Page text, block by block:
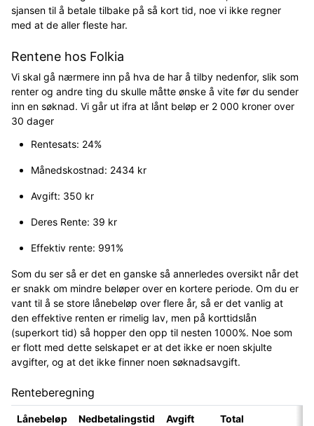
sjansen til å betale tilbake på så kort tid, noe vi ikke regner
med at de aller fleste har.
Rentene hos Folkia
Vi skal gå nærmere inn på hva de har å tilby nedenfor, slik som
renter og andre ting du skulle måtte ønske å vite før du sender
inn en søknad. Vi går ut ifra at lånt beløp er 2 000 kroner over
30 dager
Rentesats: 24%
Månedskostnad: 2434 kr
Avgift: 350 kr
Deres Rente: 39 kr
Effektiv rente: 991%
Som du ser så er det en ganske så annerledes oversikt når det
er snakk om mindre beløper over en kortere periode. Om du er
vant til å se store lånebeløp over flere år, så er det vanlig at
den effektive renten er rimelig lav, men på korttidslån
(superkort tid) så hopper den opp til nesten 1000%. Noe som
er flott med dette selskapet er at det ikke er noen skjulte
avgifter, og at det ikke finner noen søknadsavgift.
Renteberegning
Lånebeløp Nedbetalingstid Avgift
Total